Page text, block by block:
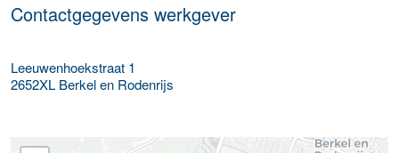
Contactgegevens werkgever
Leeuwenhoekstraat 1
2652XL Berkel en Rodenrijs